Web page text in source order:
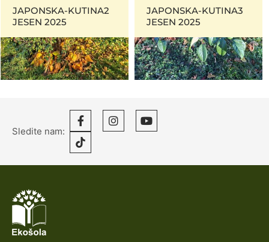
JAPONSKA-KUTINA2
JESEN 2025
JAPONSKA-KUTINA3
JESEN 2025
Sledite nam: